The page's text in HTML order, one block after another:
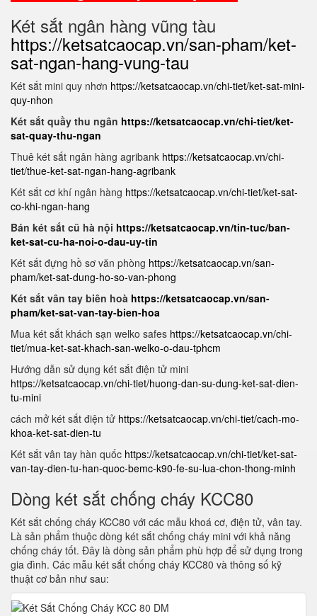
Két sắt ngân hàng vũng tàu
https://ketsatcaocap.vn/san-pham/ket-
sat-ngan-hang-vung-tau
Két sắt mini quy nhơn https://ketsatcaocap.vn/chi-tiet/ket-sat-mini-
quy-nhon
Két sắt quầy thu ngân https://ketsatcaocap.vn/chi-tiet/ket-
sat-quay-thu-ngan
Thuê két sắt ngân hàng agribank https://ketsatcaocap.vn/chi-
tiet/thue-ket-sat-ngan-hang-agribank
Két sắt cơ khí ngân hàng https://ketsatcaocap.vn/chi-tiet/ket-sat-
co-khi-ngan-hang
Bán két sắt cũ hà nội https://ketsatcaocap.vn/tin-tuc/ban-
ket-sat-cu-ha-noi-o-dau-uy-tin
Két sắt đựng hồ sơ văn phòng https://ketsatcaocap.vn/san-
pham/ket-sat-dung-ho-so-van-phong
Két sắt vân tay biên hoà https://ketsatcaocap.vn/san-
pham/ket-sat-van-tay-bien-hoa
Mua két sắt khách sạn welko safes https://ketsatcaocap.vn/chi-
tiet/mua-ket-sat-khach-san-welko-o-dau-tphcm
Hướng dẫn sử dụng két sắt điện tử mini
https://ketsatcaocap.vn/chi-tiet/huong-dan-su-dung-ket-sat-dien-
tu-mini
cách mở két sắt điện tử https://ketsatcaocap.vn/chi-tiet/cach-mo-
khoa-ket-sat-dien-tu
Két sắt vân tay hàn quốc https://ketsatcaocap.vn/chi-tiet/ket-sat-
van-tay-dien-tu-han-quoc-bemc-k90-fe-su-lua-chon-thong-minh
Dòng két sắt chống cháy KCC80
Két sắt chống cháy KCC80 với các mẫu khoá cơ, điện tử, vân tay.
Là sản phẩm thuộc dòng két sắt chống cháy mini với khả năng
chống cháy tốt. Đây là dòng sản phẩm phù hợp để sử dụng trong
gia đình. Các mẫu két sắt chống cháy KCC80 và thông số kỹ
thuật cơ bản như sau: